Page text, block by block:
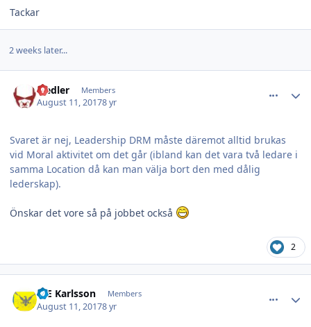
Tackar
2 weeks later...
Fiedler Members
August 11, 20178 yr
Svaret är nej, Leadership DRM måste däremot alltid brukas
vid Moral aktivitet om det går (ibland kan det vara två ledare i
samma Location då kan man välja bort den med dålig
lederskap).
Önskar det vore så på jobbet också
2
B-E Karlsson Members
August 11, 20178 yr